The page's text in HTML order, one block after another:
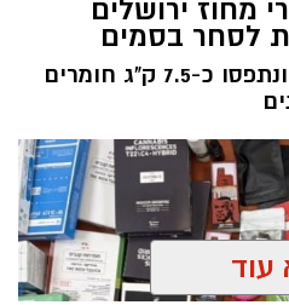
מחוז ירושלים
לסחר בסמים
נעצרו שלושה חשודים ונתפסו כ-7.5 ק"ג חומרים
עוד